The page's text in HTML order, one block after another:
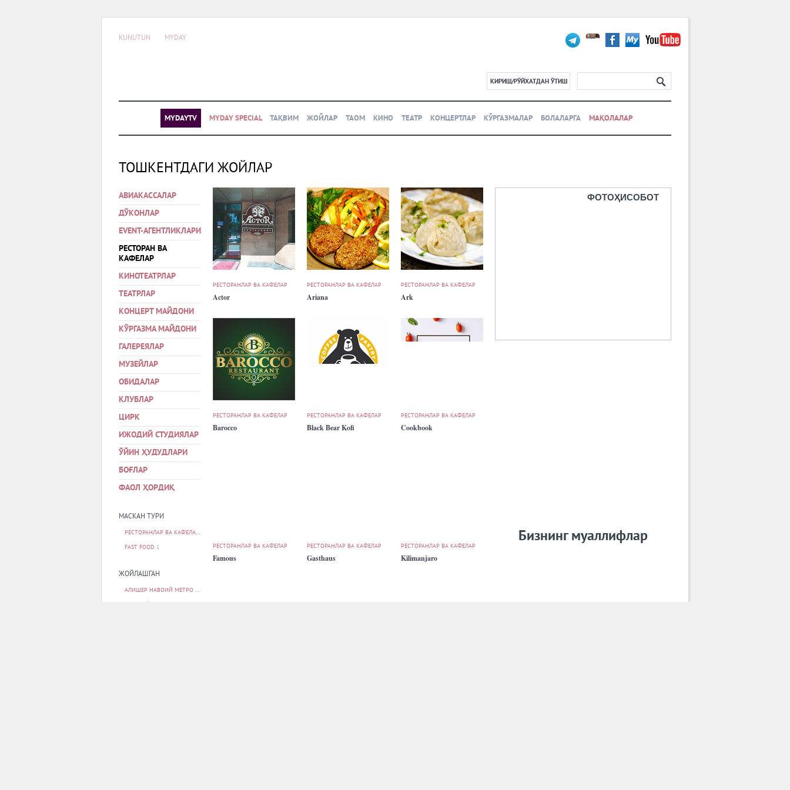
KUNUTUN MYDAY
КИРИШ/РЎЙХАТДАН ЎТИШ
MYDAYTV MYDAY SPECIAL ТАҚВИМ ЖОЙЛАР ТАОМ КИНО ТЕАТР КОНЦЕРТЛАР КЎРГАЗМАЛАР БОЛАЛАРГА МАҚОЛАЛАР
ТОШКЕНТДАГИ ЖОЙЛАР
АВИАКАССАЛАР
ДЎКОНЛАР
EVENT-АГЕНТЛИКЛАРИ
РЕСТОРАН ВА
КАФЕЛАР
КИНОТЕАТРЛАР
ТЕАТРЛАР
КОНЦЕРТ МАЙДОНИ
КЎРГАЗМА МАЙДОНИ
ГАЛЕРЕЯЛАР
МУЗЕЙЛАР
ОБИДАЛАР
КЛУБЛАР
ЦИРК
ИЖОДИЙ СТУДИЯЛАР
ЎЙИН ҲУДУДЛАРИ
БОҒЛАР
ФАОЛ ҲОРДИҚ
МАСКАН ТУРИ
РЕСТОРАНЛАР ВА КАФЕЛАР
FAST FOOD 1
ЖОЙЛАШГАН
АЛИШЕР НАВОИЙ МЕТРО БЕКАТИ
РЕСТОРАНЛАР ВА КАФЕЛАР
Actor
РЕСТОРАНЛАР ВА КАФЕЛАР
Ariana
РЕСТОРАНЛАР ВА КАФЕЛАР
Ark
РЕСТОРАНЛАР ВА КАФЕЛАР
Barocco
РЕСТОРАНЛАР ВА КАФЕЛАР
Black Bear Kofi
РЕСТОРАНЛАР ВА КАФЕЛАР
Cookbook
РЕСТОРАНЛАР ВА КАФЕЛАР
Famous
РЕСТОРАНЛАР ВА КАФЕЛАР
Gasthaus
РЕСТОРАНЛАР ВА КАФЕЛАР
Kilimanjaro
ФОТОҲИСОБОТ
Бизнинг муаллифлар